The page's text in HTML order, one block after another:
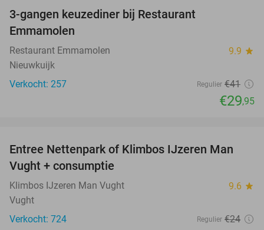
3-gangen keuzediner bij Restaurant
Emmamolen
Restaurant Emmamolen 9.9 star
Nieuwkuijk
Verkocht: 257
Regulier €41
€29,95
29%
Entree Nettenpark of Klimbos IJzeren Man
Vught + consumptie
Klimbos IJzeren Man Vught 9.6 star
Vught
Verkocht: 724
Regulier €24